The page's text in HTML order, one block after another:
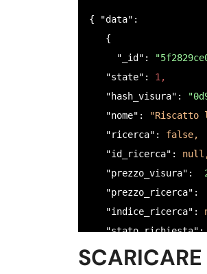
      "null":
      "ordine":
      "istruzioni":
    },
    "$7": {
      "nome":
"COPIA
      "tipo":
"file",
      "null":
false,
      "ordine":
"7",
      "istruzioni":
    }
     "validazione":
{ "data":
   {
     "_id":
   "state":
1,
   "hash_visura":
   "nome":
"Riscatto
   "ricerca":
false,
   "id_ricerca":
   "prezzo_visura":
   "prezzo_ricerca":
   "indice_ricerca":
   "email_target":
   "allegati": [],